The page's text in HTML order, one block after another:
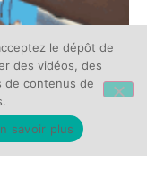
le dépôt de
des vidéos, des
de contenus de
savoir plus